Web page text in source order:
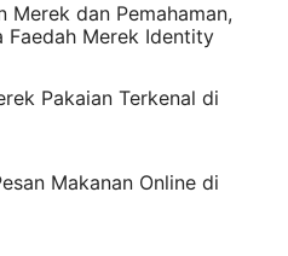
Merek dan Pemahaman,
Faedah Merek Identity
Pakaian Terkenal di
Makanan Online di